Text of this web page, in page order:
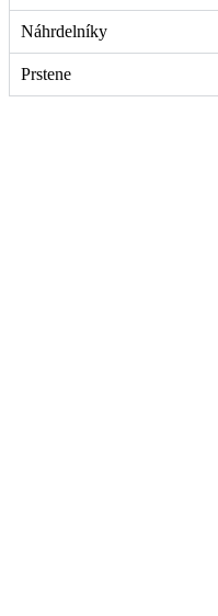
Náhrdelníky
Prstene